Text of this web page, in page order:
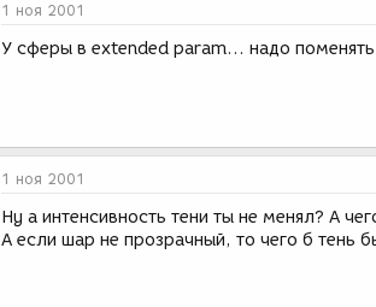
1 ноя 2001
У сферы в extended param... надо
1 ноя 2001
Ну а интенсивность тени ты не менял? А
А если шар не прозрачный, то чего б тень